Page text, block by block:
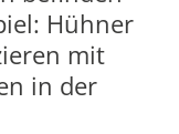
Hühner
mit
in der